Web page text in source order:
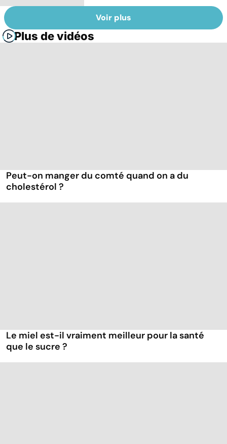
Voir plus
Plus de vidéos
Peut-on manger du comté quand on a du
cholestérol ?
Le miel est-il vraiment meilleur pour la santé
que le sucre ?